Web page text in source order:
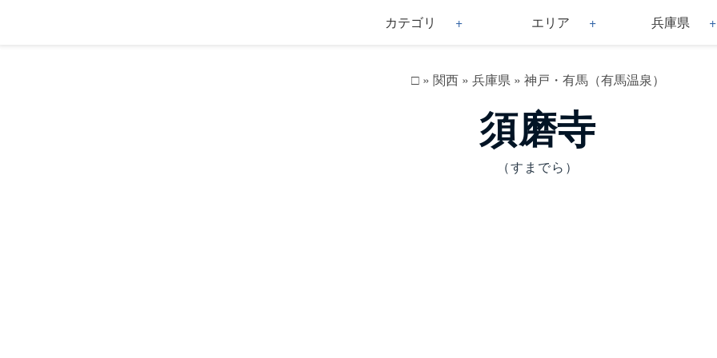
カテゴリ エリア 兵庫県
□» 関西» 兵庫県» 神戸・有馬（有馬温泉）
須磨寺
（すまでら）